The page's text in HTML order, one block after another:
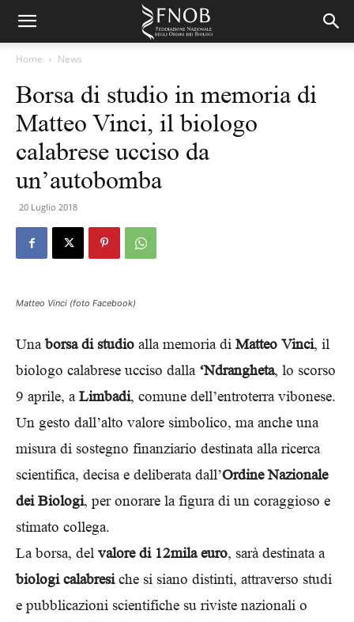
Home News
Borsa di studio in memoria di
Matteo Vinci, il biologo
calabrese ucciso da
un’autobomba
20 Luglio 2018
Matteo Vinci (foto Facebook)
Unaborsa di studio alla memoria di Matteo Vinci, il
biologo calabrese ucciso dalla ‘Ndrangheta, lo scorso
9 aprile, aLimbadi, comune dell’entroterra vibonese.
Un gesto dall’alto valore simbolico, ma anche una
misura di sostegno finanziario destinata alla ricerca
scientifica, decisa e deliberata dall’Ordine Nazionale
dei Biologi, per onorare la figura di un coraggioso e
stimato collega.
La borsa, del valore di 12mila euro, sarà destinata a
biologi calabresiche si siano distinti, attraverso studi
e pubblicazioni scientifiche su riviste nazionali o